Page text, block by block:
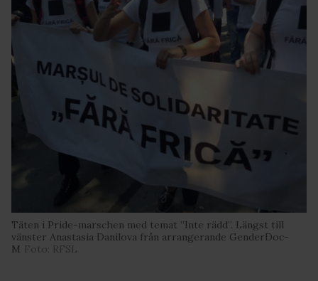
Täten i Pride-marschen med temat ”Inte rädd”. Längst till
vänster Anastasia Danilova från arrangerande GenderDoc-
M Foto: RFSL